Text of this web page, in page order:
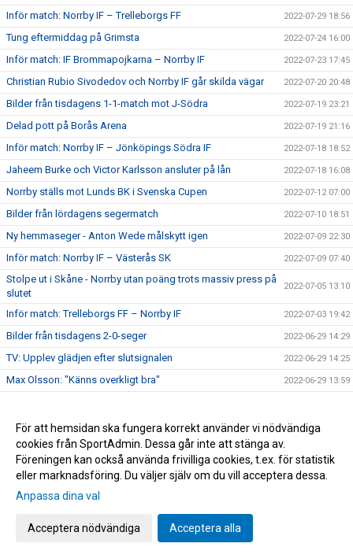
Inför match: Norrby IF – Trelleborgs FF 2022-07-29 18:56
Tung eftermiddag på Grimsta 2022-07-24 16:00
Inför match: IF Brommapojkarna – Norrby IF 2022-07-23 17:45
Christian Rubio Sivodedov och Norrby IF går skilda vägar 2022-07-20 20:48
Bilder från tisdagens 1-1-match mot J-Södra 2022-07-19 23:21
Delad pott på Borås Arena 2022-07-19 21:16
Inför match: Norrby IF – Jönköpings Södra IF 2022-07-18 18:52
Jaheem Burke och Victor Karlsson ansluter på lån 2022-07-18 16:08
Norrby ställs mot Lunds BK i Svenska Cupen 2022-07-12 07:00
Bilder från lördagens segermatch 2022-07-10 18:51
Ny hemmaseger - Anton Wede målskytt igen 2022-07-09 22:30
Inför match: Norrby IF – Västerås SK 2022-07-09 07:40
Stolpe ut i Skåne - Norrby utan poäng trots massiv press på
slutet
2022-07-05 13:10
Inför match: Trelleborgs FF – Norrby IF 2022-07-03 19:42
Bilder från tisdagens 2-0-seger 2022-06-29 14:29
TV: Upplev glädjen efter slutsignalen 2022-06-29 14:25
Max Olsson: "Känns overkligt bra" 2022-06-29 13:59
Skön seger i omstarten: "Skönt att starta på bästa sätt" 2022-06-29 13:40
Inför match: Norrby IF – Östersunds FK 2022-06-27 19:32
U21: Uddamålsförlust hemma mot Utsikten 2022-06-21 11:03
Nära Norrby S02E05: "#23"
Melvin Andersson och Norrby IF går skilda vägar
Norrby inledde lägret med ett kryss mot Varberg
För att hemsidan ska fungera korrekt använder vi nödvändiga
cookies från SportAdmin. Dessa går inte att stänga av.
Föreningen kan också använda frivilliga cookies, t.ex. för statistik
eller marknadsföring. Du väljer själv om du vill acceptera dessa.
Anpassa dina val
Acceptera nödvändiga Acceptera alla